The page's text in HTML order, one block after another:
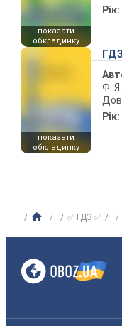
показати
обкладинку
Рік:
показати
обкладинку
Ф.
Рік:
✅ ГДЗ ✅